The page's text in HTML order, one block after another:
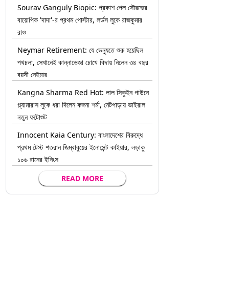
Sourav Ganguly Biopic: প্রকাশ পেল সৌরভের
বায়োপিক 'দাদা'-র প্রথম পোস্টার, লর্ডস লুকে রাজকুমার
রাও
Neymar Retirement: যে ভেন্যুতে শুরু হয়েছিল
পথচলা, সেখানেই কান্নাভেজা চোখে বিদায় নিলেন ৩৪ বছর
বয়সী নেইমার
Kangna Sharma Red Hot: লাল সিকুইন গাউনে
গ্ল্যামারাস লুকে ধরা দিলেন কঙ্গনা শর্মা, নেটপাড়ায় ভাইরাল
নতুন ফটোশুট
Innocent Kaia Century: বাংলাদেশের বিরুদ্ধে
প্রথম টেস্ট শতরান জিম্বাবুয়ের ইনোসেন্ট কাইয়ার, লড়াকু
১০৬ রানের ইনিংস
READ MORE